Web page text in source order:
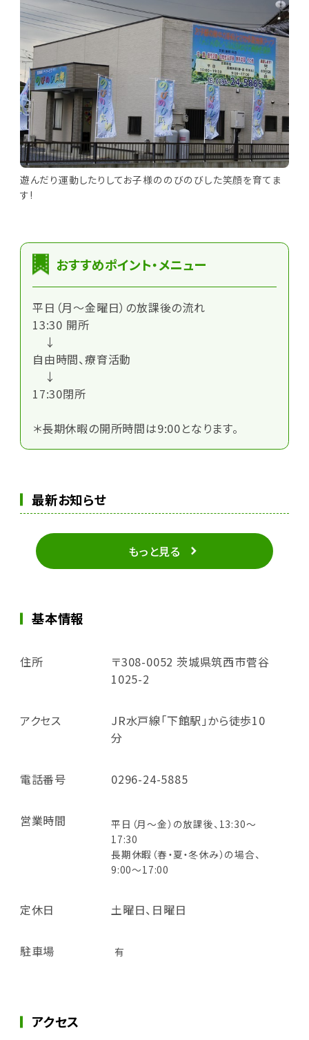
遊んだり運動したりしてお子様ののびのびした笑顔を育てま
す!
おすすめポイント・メニュー
平日（月～金曜日）の放課後の流れ
13:30 開所
↓
自由時間、療育活動
↓
17:30閉所
＊長期休暇の開所時間は9:00となります。
最新お知らせ
もっと見る
基本情報
住所
〒308-0052 茨城県筑西市菅谷
1025-2
アクセス
JR水戸線「下館駅」から徒歩10
分
電話番号 0296-24-5885
営業時間
平日（月～金）の放課後、13:30～
17:30
長期休暇（春・夏・冬休み）の場合、
9:00～17:00
定休日 土曜日、日曜日
駐車場 有
アクセス